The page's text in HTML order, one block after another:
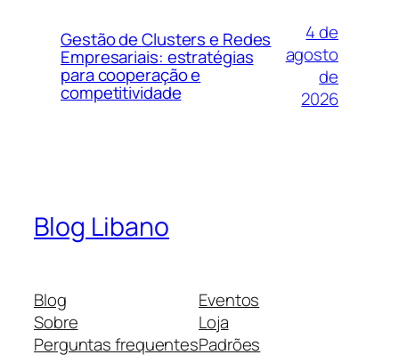
Gestão de Clusters e Redes
Empresariais: estratégias
para cooperação e
competitividade
4 de
agosto
de
2026
Blog Libano
Blog
Sobre
Perguntas frequentes
Eventos
Loja
Padrões